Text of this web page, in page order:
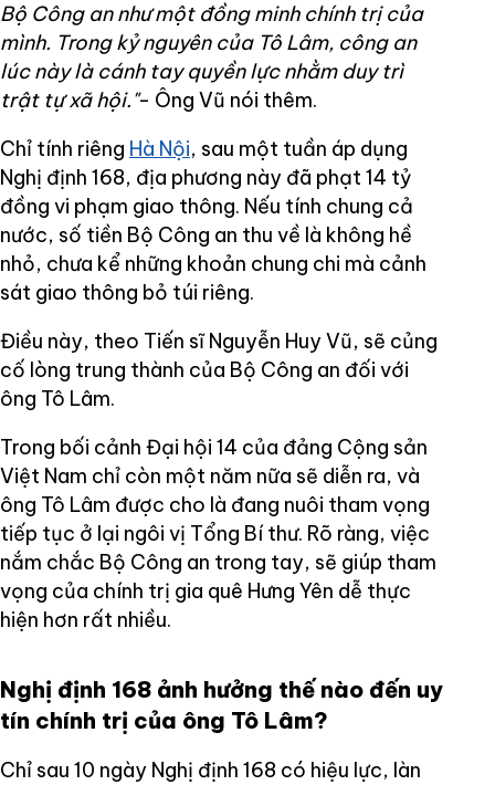
Bộ Công an như một đồng minh chính trị của
mình. Trong kỷ nguyên của Tô Lâm, công an
lúc này là cánh tay quyền lực nhằm duy trì
trật tự xã hội."- Ông Vũ nói thêm.
Chỉ tính riêng Hà Nội, sau một tuần áp dụng
Nghị định 168, địa phương này đã phạt 14 tỷ
đồng vi phạm giao thông. Nếu tính chung cả
nước, số tiền Bộ Công an thu về là không hề
nhỏ, chưa kể những khoản chung chi mà cảnh
sát giao thông bỏ túi riêng.
Điều này, theo Tiến sĩ Nguyễn Huy Vũ, sẽ củng
cố lòng trung thành của Bộ Công an đối với
ông Tô Lâm.
Trong bối cảnh Đại hội 14 của đảng Cộng sản
Việt Nam chỉ còn một năm nữa sẽ diễn ra, và
ông Tô Lâm được cho là đang nuôi tham vọng
tiếp tục ở lại ngôi vị Tổng Bí thư. Rõ ràng, việc
nắm chắc Bộ Công an trong tay, sẽ giúp tham
vọng của chính trị gia quê Hưng Yên dễ thực
hiện hơn rất nhiều.
Nghị định 168 ảnh hưởng thế nào đến uy
tín chính trị của ông Tô Lâm?
Chỉ sau 10 ngày Nghị định 168 có hiệu lực, làn